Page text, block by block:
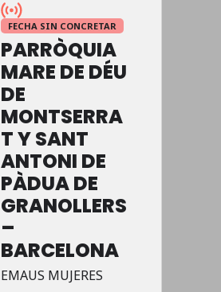
FECHA SIN CONCRETAR
PARRÒQUIA
MARE DE DÉU
DE
MONTSERRA
T Y SANT
ANTONI DE
PÀDUA DE
GRANOLLERS
–
BARCELONA
EMAUS MUJERES